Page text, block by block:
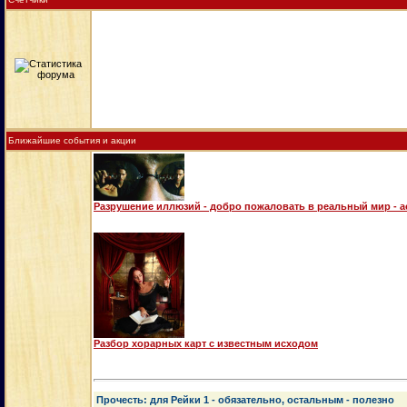
Ближайшие события и акции
Разрушение иллюзий - добро пожаловать в реальный мир -
Разбор хорарных карт с известным исходом
Прочесть: для Рейки 1 - обязательно, остальным - полезно